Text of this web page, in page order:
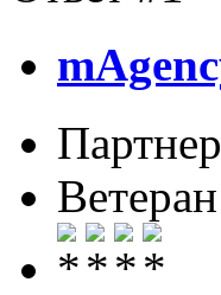
Партнер
Ветеран